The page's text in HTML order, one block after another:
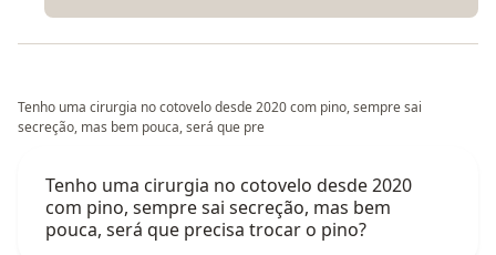
Tenho uma cirurgia no cotovelo desde 2020 com pino, sempre sai
secreção, mas bem pouca, será que pre
Tenho uma cirurgia no cotovelo desde 2020
com pino, sempre sai secreção, mas bem
pouca, será que precisa trocar o pino?